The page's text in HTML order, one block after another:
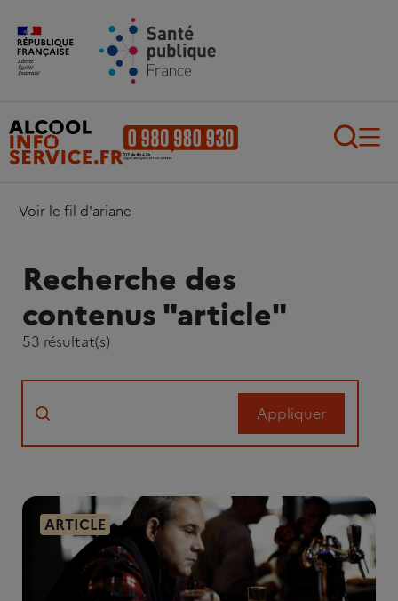
Aller au contenu principal
Voir le fil d'ariane
Recherche des
contenus "article"
53 résultat(s)
ARTICLE